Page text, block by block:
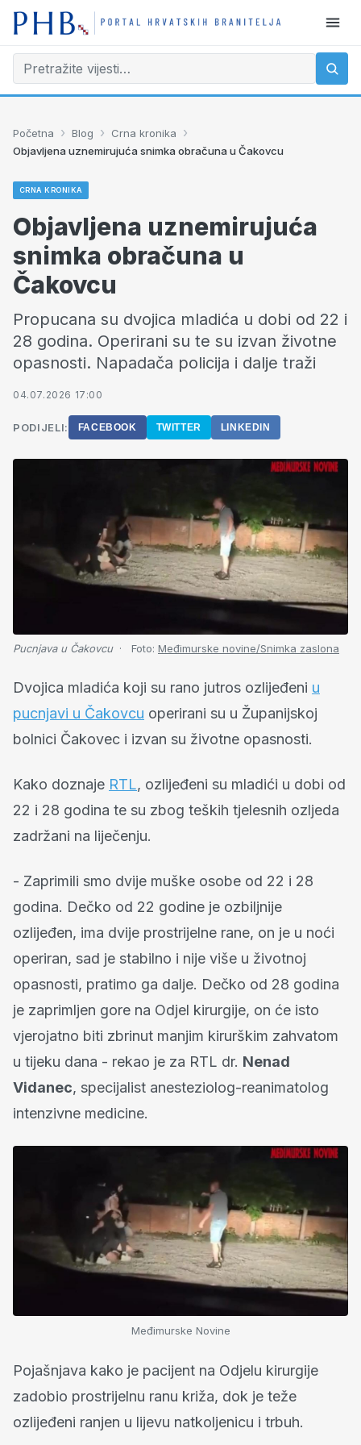
Početna › Blog › Crna kronika ›
Objavljena uznemirujuća snimka obračuna u Čakovcu
CRNA KRONIKA
Objavljena uznemirujuća
snimka obračuna u
Čakovcu
Propucana su dvojica mladića u dobi od 22 i
28 godina. Operirani su te su izvan životne
opasnosti. Napadača policija i dalje traži
04.07.2026 17:00
PODIJELI: FACEBOOK TWITTER LINKEDIN
Pucnjava u Čakovcu Foto: Međimurske novine/Snimka zaslona
Dvojica mladića koji su rano jutros ozlijeđeni u
pucnjavi u Čakovcu operirani su u Županijskoj
bolnici Čakovec i izvan su životne opasnosti.
Kako doznaje RTL, ozlijeđeni su mladići u dobi od
22 i 28 godina te su zbog teških tjelesnih ozljeda
zadržani na liječenju.
- Zaprimili smo dvije muške osobe od 22 i 28
godina. Dečko od 22 godine je ozbiljnije
ozlijeđen, ima dvije prostrijelne rane, on je u noći
operiran, sad je stabilno i nije više u životnoj
opasnosti, pratimo ga dalje. Dečko od 28 godina
je zaprimljen gore na Odjel kirurgije, on će isto
vjerojatno biti zbrinut manjim kirurškim zahvatom
u tijeku dana - rekao je za RTL dr. Nenad
Vidanec, specijalist anesteziolog-reanimatolog
intenzivne medicine.
Međimurske Novine
Pojašnjava kako je pacijent na Odjelu kirurgije
zadobio prostrijelnu ranu križa, dok je teže
ozlijeđeni ranjen u lijevu natkoljenicu i trbuh.